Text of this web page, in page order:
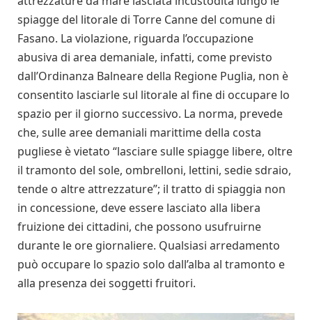
spiagge del litorale di Torre Canne del comune di
Fasano. La violazione, riguarda l’occupazione
abusiva di area demaniale, infatti, come previsto
dall’Ordinanza Balneare della Regione Puglia, non è
consentito lasciarle sul litorale al fine di occupare lo
spazio per il giorno successivo. La norma, prevede
che, sulle aree demaniali marittime della costa
pugliese è vietato “lasciare sulle spiagge libere, oltre
il tramonto del sole, ombrelloni, lettini, sedie sdraio,
tende o altre attrezzature”; il tratto di spiaggia non
in concessione, deve essere lasciato alla libera
fruizione dei cittadini, che possono usufruirne
durante le ore giornaliere. Qualsiasi arredamento
può occupare lo spazio solo dall’alba al tramonto e
alla presenza dei soggetti fruitori.